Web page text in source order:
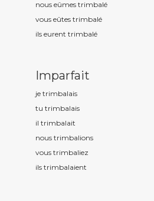
nous eûmes trimbalé
vous eûtes trimbalé
ils eurent trimbalé
Imparfait
je trimbalais
tu trimbalais
il trimbalait
nous trimbalions
vous trimbaliez
ils trimbalaient